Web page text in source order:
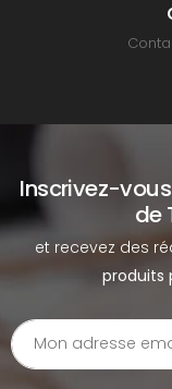
Inscrivez-
de
et recevez des
produits